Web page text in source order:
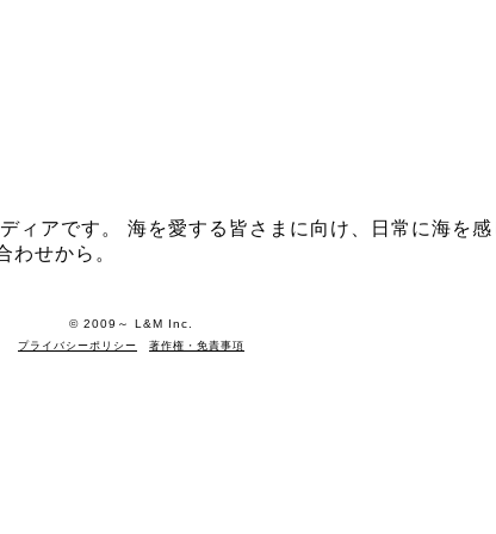
アです。 海を愛する皆さまに向け、日常に海を
わせから。
©️ 2009～ L&M Inc.
プライバシーポリシー 著作権・免責事項